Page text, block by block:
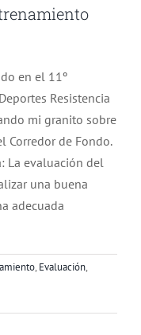
en el 11º
Resistencia
mi granito sobre
Corredor de Fondo.
La evaluación del
una buena
adecuada
, Evaluación,